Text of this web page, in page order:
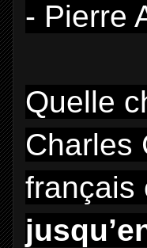
- Pierre
Quelle
Charles
français